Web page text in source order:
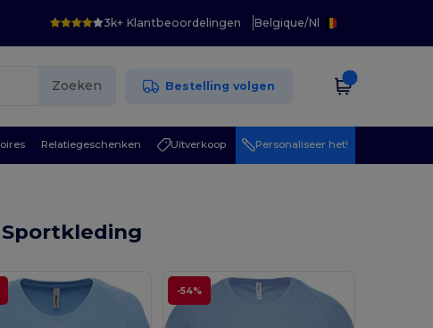
3k+ Klantbeoordelingen Belgique/Nl
Zoeken Bestelling volgen
Relatiegeschenken Uitverkoop Personaliseer het!
-54%